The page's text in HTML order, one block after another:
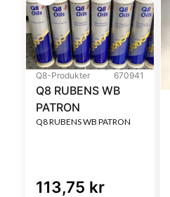
Q8-Produkter 670941
Q8 RUBENS WB
PATRON
Q8 RUBENS WB PATRON
113,75 kr